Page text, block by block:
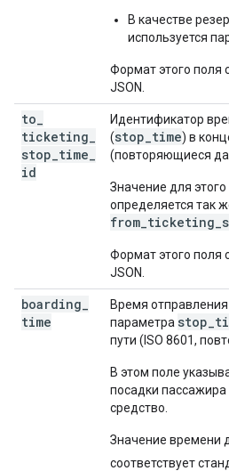
В качестве
используется
Формат этого поля
JSON.
to
ticketing
stop time
id
Идентификатор
(stop_time) в
(повторяющиеся
Значение для
определяется так
Формат этого поля
JSON.
boarding
time
Время отправления
параметра
пути (ISO 8601,
В этом поле
посадки пассажира
средство.
Значение времени
соответствует